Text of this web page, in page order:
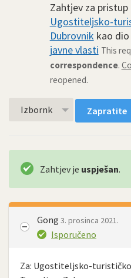
Zahtjev za
Ugostiteljsko-
Dubrovnik kao dio
javne vlasti This
correspondence.
reopened.
Izbornk Zapratite
Zahtjev je uspješan.
Gong 3. prosinca 2021.
Isporučeno
Za: Ugostiteljsko-